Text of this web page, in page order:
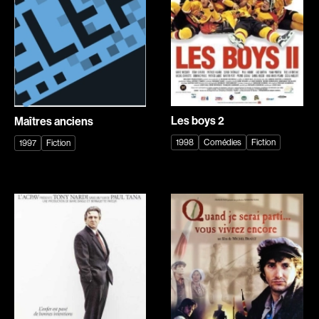
Romantiques
Science-fiction
Sports
Thrillers
Western
Décennies
1940
1950
1980
1990
(Daniel Grou) Podz
Absa Moussa Sene
Maîtres anciens
1997 Fiction
Les boys 2
1998 Comédies Fiction